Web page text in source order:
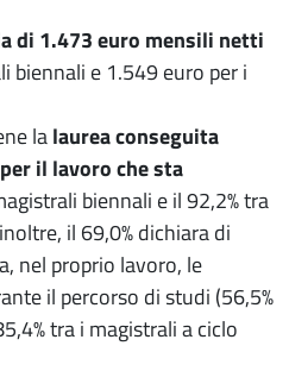
di 1.473 euro mensili netti
biennali e 1.549 euro per i
lalaurea conseguita
il lavoro che sta
biennali e il 92,2% tra
il 69,0% dichiara di
nel proprio lavoro, le
il percorso di studi (56,5%
tra i magistrali a ciclo